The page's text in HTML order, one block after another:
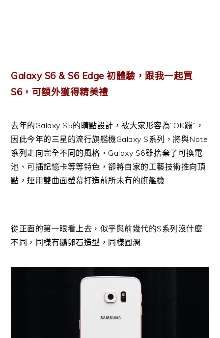
Galaxy S6 & S6 Edge 初體驗，跟我一起買
S6，可額外獲得精美禮
去年的Galaxy S5的睛點設計，被大家形容為”OK蹦”，
因此今年的三星的流行旗艦機Galaxy S系列，將與Note
系列走向完全不同的風格，Galaxy S6雖捨棄了可換電
池、可插記憶卡等等特色，卻將自家的工藝技術推向頂
點，運用雙曲面螢幕打造前所未有的旗艦機
從正面的第一眼看上去，似乎與前幾代的S系列沒什麼
不同，同樣有鵝卵石造型，同樣圓潤